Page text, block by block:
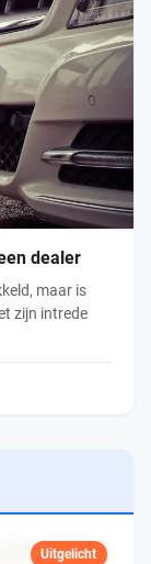
dealer
maar is
zijn intrede
Uitgelicht